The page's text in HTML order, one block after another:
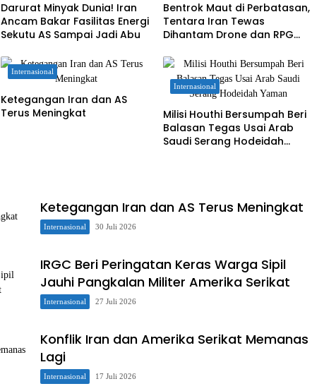
Darurat Minyak Dunia! Iran
Ancam Bakar Fasilitas Energi
Sekutu AS Sampai Jadi Abu
Bentrok Maut di Perbatasan,
Tentara Iran Tewas
Dihantam Drone dan RPG
Internasional
Ketegangan Iran dan AS
Terus Meningkat
Internasional
Milisi Houthi Bersumpah Beri
Balasan Tegas Usai Arab
Saudi Serang Hodeidah
Ketegangan Iran dan AS Terus Meningkat
Internasional 30 Juli 2026
IRGC Beri Peringatan Keras Warga Sipil
Jauhi Pangkalan Militer Amerika Serikat
Internasional 27 Juli 2026
Konflik Iran dan Amerika Serikat Memanas
Lagi
Internasional 17 Juli 2026